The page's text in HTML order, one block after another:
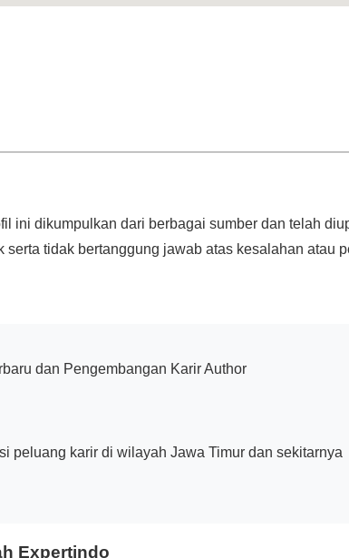
ini dikumpulkan dari berbagai sumber dan telah
serta tidak bertanggung jawab atas kesalahan atau
dan Pengembangan Karir Author
peluang karir di wilayah Jawa Timur dan sekitarnya
Expertindo